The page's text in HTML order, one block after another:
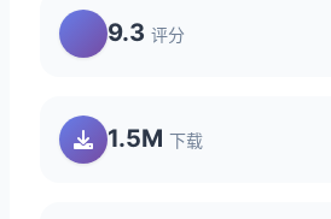
9.3 评分
1.5M 下载